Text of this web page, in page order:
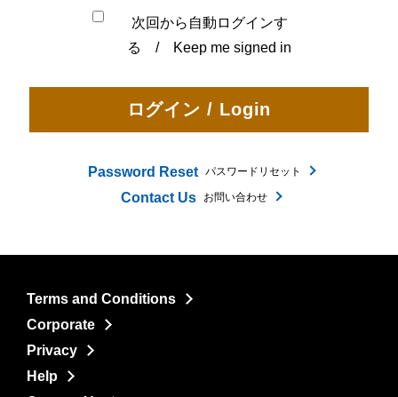
次回から自動ログインす
る / Keep me signed in
Password Reset パスワードリセット
Contact Us お問い合わせ
Terms and Conditions
Corporate
Privacy
Help